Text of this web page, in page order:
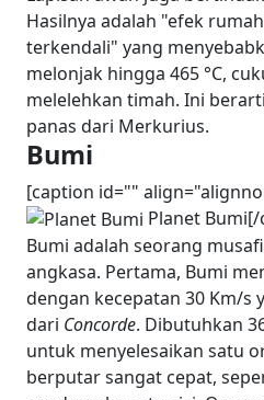
Hasilnya adalah "efek
terkendali" yang
melonjak hingga 465 °C,
melelehkan timah. Ini
panas dari Merkurius.
Bumi
[caption id=""
Planet
Bumi adalah seorang
angkasa. Pertama, Bumi
dengan kecepatan 30 Km/s
dari Concorde. Dibutuhkan
untuk menyelesaikan satu
berputar sangat cepat,